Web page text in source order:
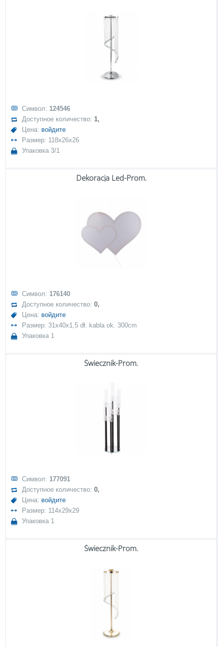
Символ: 124546
Доступное количество:1,
Цена: войдите
Размер: 118x26x26
Упаковка 3/1
Dekoracja Led-Prom.
Символ: 176140
Доступное количество:0,
Цена: войдите
Размер: 31x40x1,5 dł. kabla ok. 300cm
Упаковка 1
Świecznik-Prom.
Символ: 177091
Доступное количество:0,
Цена: войдите
Размер: 114x29x29
Упаковка 1
Świecznik-Prom.